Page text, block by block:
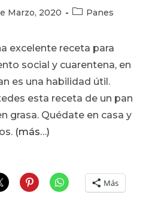
Marzo, 2020
Categoría
entrada:
Panes
excelente receta para
social y cuarentena, en
es una habilidad útil.
esta receta de un pan
grasa. Quédate en casa y
(más…)
Más